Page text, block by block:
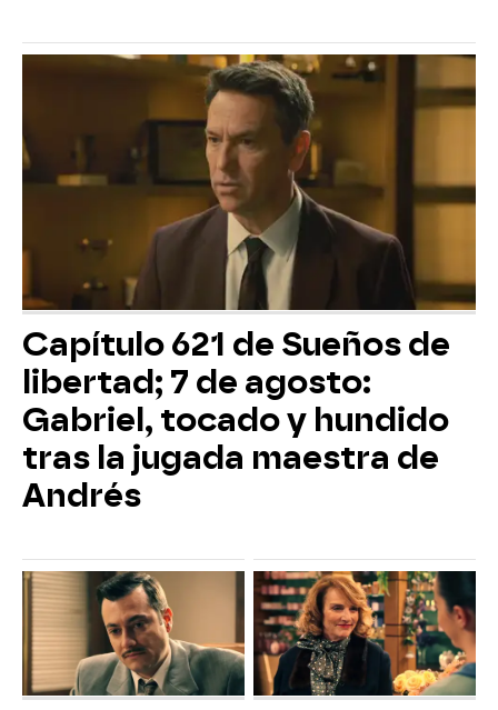
Capítulo 621 de Sueños de
libertad; 7 de agosto:
Gabriel, tocado y hundido
tras la jugada maestra de
Andrés